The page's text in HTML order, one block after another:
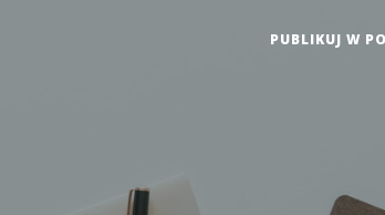
PUBLIKUJ W